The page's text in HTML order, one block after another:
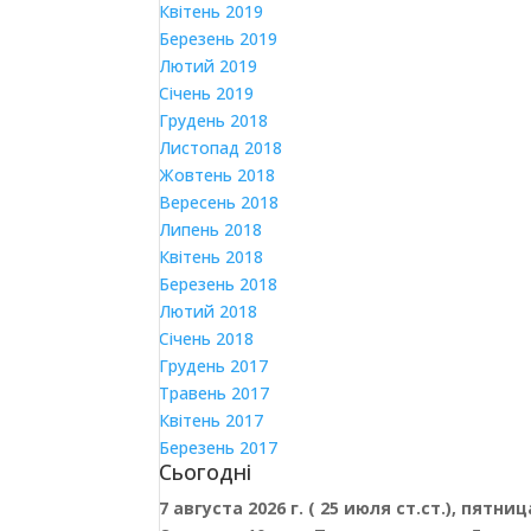
Квітень 2019
Березень 2019
Лютий 2019
Січень 2019
Грудень 2018
Листопад 2018
Жовтень 2018
Вересень 2018
Липень 2018
Квітень 2018
Березень 2018
Лютий 2018
Січень 2018
Грудень 2017
Травень 2017
Квітень 2017
Березень 2017
Сьогодні
7 августа 2026 г. ( 25 июля ст.ст.),